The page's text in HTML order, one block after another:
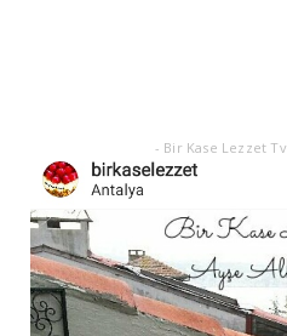
- Bir Kase Lezzet